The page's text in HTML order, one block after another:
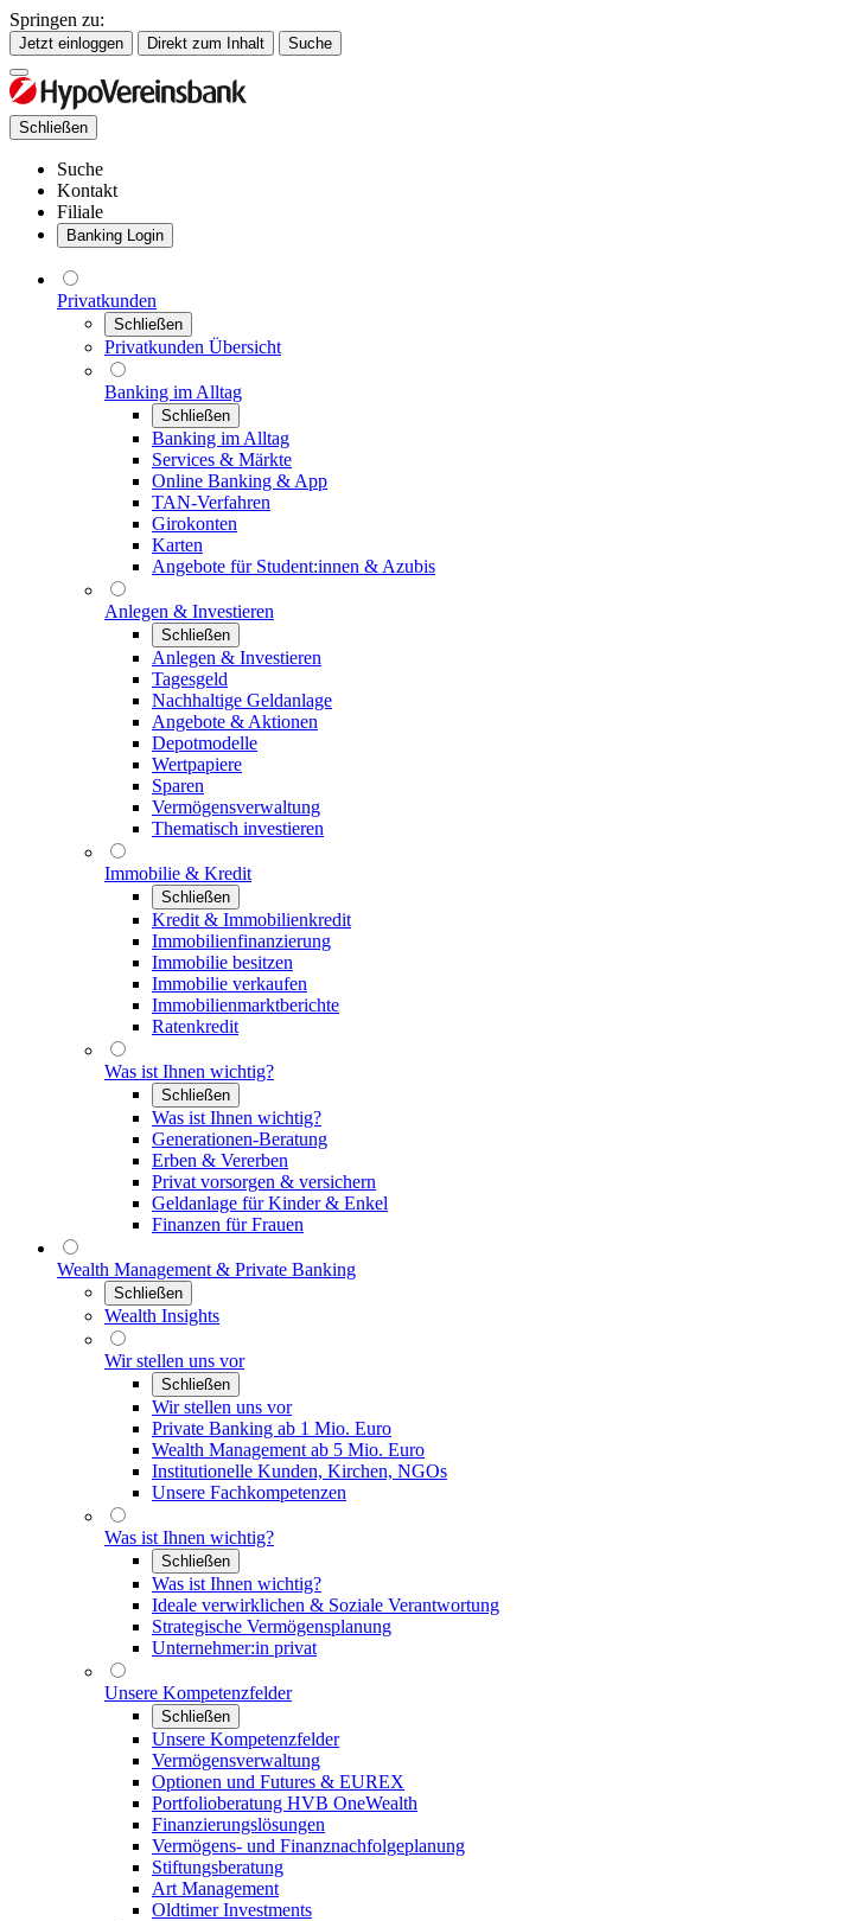
Springen zu:
Jetzt einloggen Direkt zum Inhalt Suche
Schließen
Suche
Kontakt
Filiale
Banking Login
Privatkunden
Schließen
Privatkunden Übersicht
Banking im Alltag
Schließen
Banking im Alltag
Services & Märkte
Online Banking & App
TAN-Verfahren
Girokonten
Karten
Angebote für Student:innen & Azubis
Anlegen & Investieren
Schließen
Anlegen & Investieren
Tagesgeld
Nachhaltige Geldanlage
Angebote & Aktionen
Depotmodelle
Wertpapiere
Sparen
Vermögensverwaltung
Thematisch investieren
Immobilie & Kredit
Schließen
Kredit & Immobilienkredit
Immobilienfinanzierung
Immobilie besitzen
Immobilie verkaufen
Immobilienmarktberichte
Ratenkredit
Was ist Ihnen wichtig?
Schließen
Was ist Ihnen wichtig?
Generationen-Beratung
Erben & Vererben
Privat vorsorgen & versichern
Geldanlage für Kinder & Enkel
Finanzen für Frauen
Wealth Management & Private Banking
Schließen
Wealth Insights
Wir stellen uns vor
Schließen
Wir stellen uns vor
Private Banking ab 1 Mio. Euro
Wealth Management ab 5 Mio. Euro
Institutionelle Kunden, Kirchen, NGOs
Unsere Fachkompetenzen
Was ist Ihnen wichtig?
Schließen
Was ist Ihnen wichtig?
Ideale verwirklichen & Soziale Verantwortung
Strategische Vermögensplanung
Unternehmer:in privat
Unsere Kompetenzfelder
Schließen
Unsere Kompetenzfelder
Vermögensverwaltung
Optionen und Futures & EUREX
Portfolioberatung HVB OneWealth
Finanzierungslösungen
Vermögens- und Finanznachfolgeplanung
Stiftungsberatung
Art Management
Oldtimer Investments